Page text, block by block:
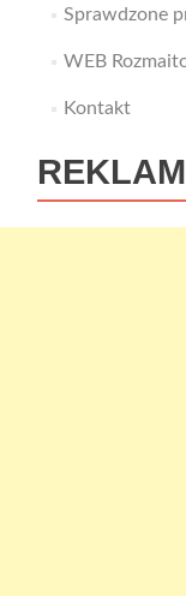
Sprawdzone
WEB
Kontakt